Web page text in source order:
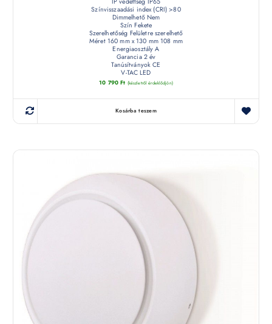
Színvisszaadási index (CRI) >80
Dimmelhető Nem
Szín Fekete
Szerelhetőség Felületre szerelhető
Méret 160 mm x 130 mm 108 mm
Energiaosztály A
Garancia 2 év
Tanúsítványok CE
V-TAC LED
10 790Ft (készletről érdeklődjön)
Kosárba teszem